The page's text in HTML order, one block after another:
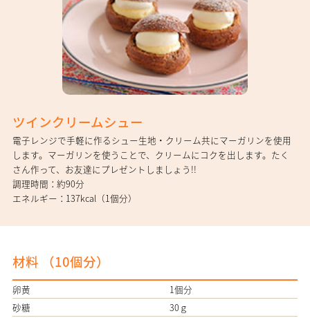
ツインクリームシュー
電子レンジで手軽に作るシュー生地・クリーム共にマーガリンを使用
します。マーガリンを使うことで、クリームにコクを出します。たく
さん作って、お友達にプレゼントしましょう!!
調理時間
約90分
エネルギー
137kcal（1個分）
材料 （10個分）
卵黄
1個分
砂糖
30ｇ